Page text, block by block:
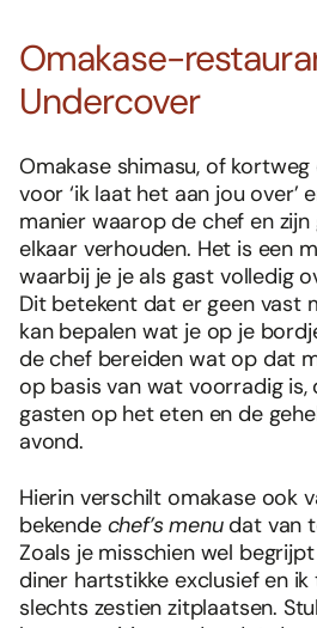
Omakase-
Undercover
Omakase shimasu, of kortweg
voor ‘ik laat het aan jou over’
manier waarop de chef en
elkaar verhouden. Het is een
waarbij je je als gast volledig
Dit betekent dat er geen vast
kan bepalen wat je op je
de chef bereiden wat op dat
op basis van wat voorradig is,
gasten op het eten en de
avond.
Hierin verschilt omakase ook
bekende chef’s menudat van
Zoals je misschien wel
diner hartstikke exclusief en
slechts zestien zitplaatsen.